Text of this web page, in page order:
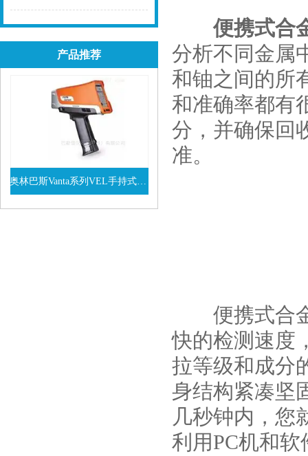
产品推荐
奥林巴斯Vanta系列VEL手持式XRF光谱仪
查看详情
便携式合
分析不同金属
和铀之间的所
和准确率都有
分，并确保回
准。
便携式合金
快的检测速度
拉等级和成分
身结构紧凑坚
几秒钟内，您
利用PC机和